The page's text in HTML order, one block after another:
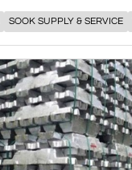
SOOK SUPPLY & SERVICE